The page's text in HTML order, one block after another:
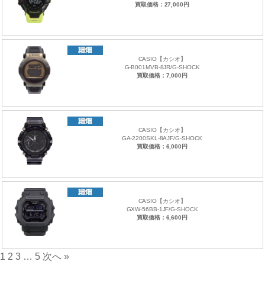
買取価格：27,000円
CASIO【カシオ】
G-B001MVB-8JR/G-SHOCK
買取価格：7,000円
CASIO【カシオ】
GA-2200SKL-8AJF/G-SHOCK
買取価格：6,000円
CASIO【カシオ】
GXW-56BB-1JF/G-SHOCK
買取価格：6,600円
1 2 3 … 5 次へ »